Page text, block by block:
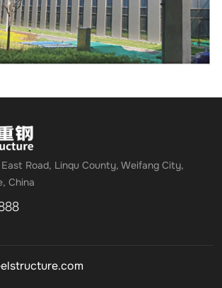
Road, Linqu County, Weifang City,
China